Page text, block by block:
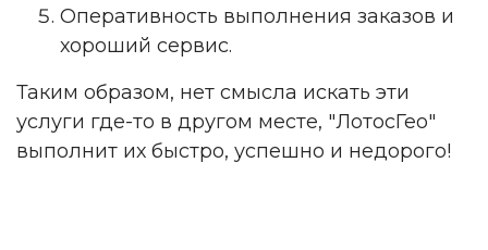
Оперативность выполнения заказов и
хороший сервис.
Таким образом, нет смысла искать эти
услуги где-то в другом месте, "ЛотосГео"
выполнит их быстро, успешно и недорого!